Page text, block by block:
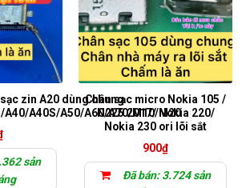
zin A20 dùng chung
A40/A40S/A50/A60/A70/M10/M20
sản
Chân sạc micro Nokia 105 /
N225 2017/ Nokia 220/
Nokia 230 ori lõi sắt
900₫
Đã bán: 3.724 sản